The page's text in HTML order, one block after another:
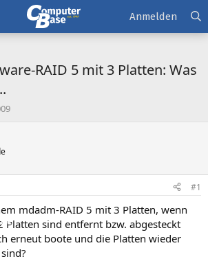
Anmelden
RAID 5 mit 3 Platten: Was
#1
mdadm-RAID 5 mit 3 Platten, wenn
sind entfernt bzw. abgesteckt
erneut boote und die Platten wieder